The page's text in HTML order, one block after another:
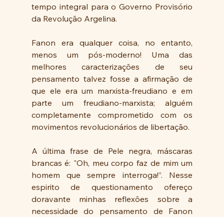
tempo integral para o Governo Provisório
da Revolução Argelina.
Fanon era qualquer coisa, no entanto,
menos um pós-moderno! Uma das
melhores caracterizações de seu
pensamento talvez fosse a afirmação de
que ele era um marxista-freudiano e em
parte um freudiano-marxista; alguém
completamente comprometido com os
movimentos revolucionários de libertação.
A última frase de Pele negra, máscaras
brancas é: "Oh, meu corpo faz de mim um
homem que sempre interroga!”. Nesse
espirito de questionamento ofereço
doravante minhas reflexões sobre a
necessidade do pensamento de Fanon